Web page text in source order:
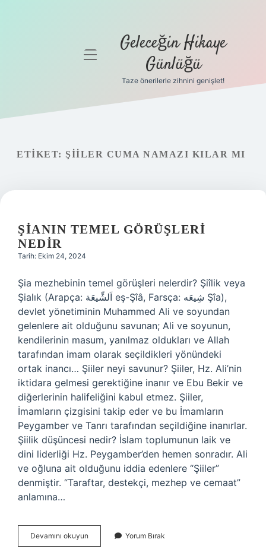
Gizlilik
Yasal Uyarı
Hakkımızda
menüyü Geleceğin Hikaye
Günlüğü
Taze önerilerle zihnini genişlet!
ETIKET: ŞIILER CUMA NAMAZI KILAR MI
ŞIANIN TEMEL GÖRÜŞLERI
NEDIR
Tarih: Ekim 24, 2024
Şia mezhebinin temel görüşleri nelerdir? Şiîlik veya
Şialık (Arapça: اَلشِّيعَة eş-Şîâ, Farsça: شِیعَه Şîa),
devlet yönetiminin Muhammed Ali ve soyundan
gelenlere ait olduğunu savunan; Ali ve soyunun,
kendilerinin masum, yanılmaz oldukları ve Allah
tarafından imam olarak seçildikleri yönündeki
ortak inancı… Şiiler neyi savunur? Şiiler, Hz. Ali’nin
iktidara gelmesi gerektiğine inanır ve Ebu Bekir ve
diğerlerinin halifeliğini kabul etmez. Şiiler,
İmamların çizgisini takip eder ve bu İmamların
Peygamber ve Tanrı tarafından seçildiğine inanırlar.
Şiilik düşüncesi nedir? İslam toplumunun laik ve
dini liderliği Hz. Peygamber’den hemen sonradır. Ali
ve oğluna ait olduğunu iddia edenlere “Şiiler”
denmiştir. “Taraftar, destekçi, mezhep ve cemaat”
anlamına…
Devamını okuyun
Temel
Yorum Bırak